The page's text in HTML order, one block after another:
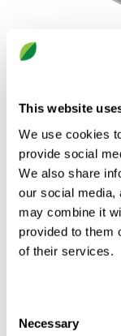
This website
We use cookies
provide social
We also share
our social media,
may combine it
provided to them
of their services.
Selection
Necessary
ADRIATIC
und Lüften